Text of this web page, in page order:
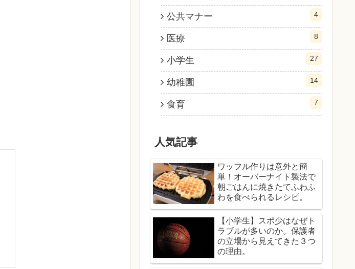
公共マナー 4
医療 8
小学生 27
幼稚園 14
食育 7
人気記事
ワッフル作りは意外と簡
単！オーバーナイト製法で
朝ごはんに焼きたてふわふ
わを食べられるレシピ。
【小学生】スポ少はなぜト
ラブルが多いのか。保護者
の立場から見えてきた３つ
の理由。